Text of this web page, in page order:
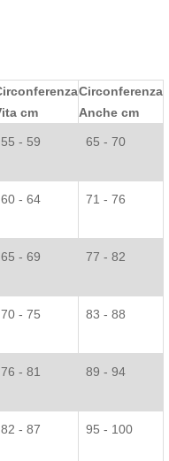
cm
Circonferenza
Anche cm
55 - 59 65 - 70
60 - 64 71 - 76
65 - 69 77 - 82
70 - 75 83 - 88
76 - 81 89 - 94
82 - 87 95 - 100